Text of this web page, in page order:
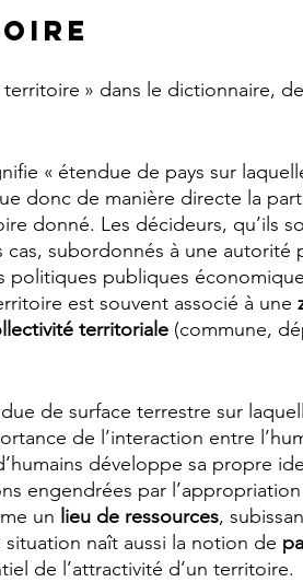
» dans le dictionnaire,
« étendue de pays sur
donc de manière directe la
donné. Les décideurs, qu’ils
subordonnés à une autorité
publiques
est souvent associé à une
territoriale (commune,
de surface terrestre sur
de l’interaction entre
développe sa propre
engendrées par
un lieu de ressources,
naît aussi la notion de
de l’attractivité d’un territoire.